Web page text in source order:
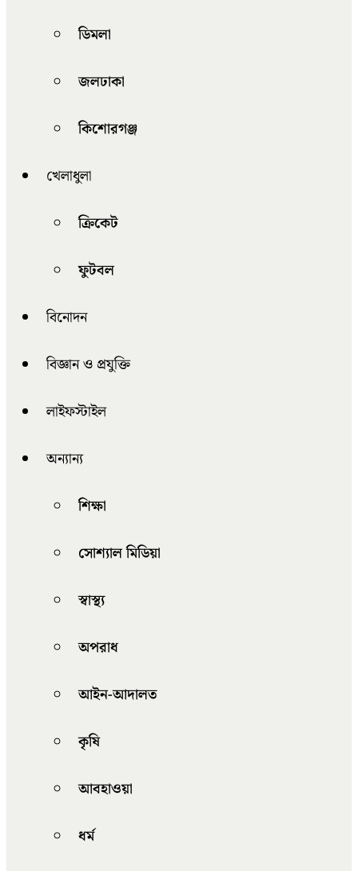
ডিমলা
জলঢাকা
কিশোরগঞ্জ
খেলাধুলা
ক্রিকেট
ফুটবল
বিনোদন
বিজ্ঞান ও প্রযুক্তি
লাইফস্টাইল
অন্যান্য
শিক্ষা
সোশ্যাল মিডিয়া
স্বাস্থ্য
অপরাধ
আইন-আদালত
কৃষি
আবহাওয়া
ধর্ম